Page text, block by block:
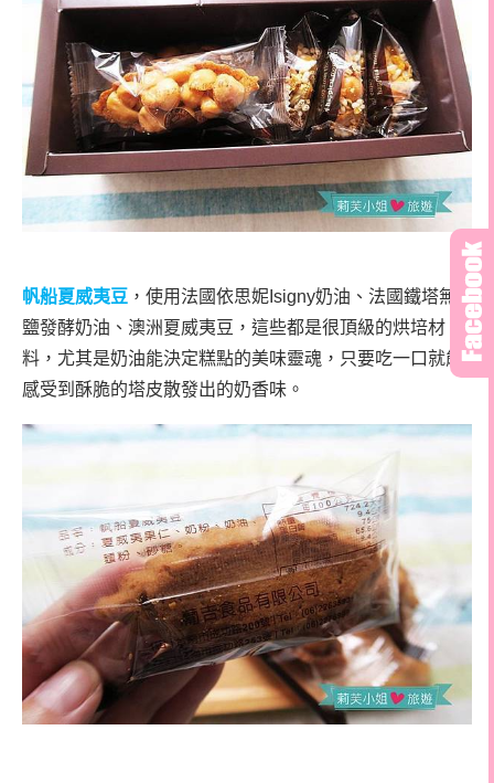
帆船夏威夷豆 ，使用法國依思妮Isigny奶油、法國鐵塔無
鹽發酵奶油、澳洲夏威夷豆，這些都是很頂級的烘培材
料，尤其是奶油能決定糕點的美味靈魂，只要吃一口就能
感受到酥脆的塔皮散發出的奶香味。